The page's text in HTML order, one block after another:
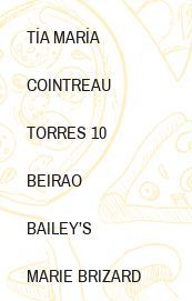
TÍA MARÍA
COINTREAU
TORRES 10
BEIRAO
BAILEY’S
MARIE BRIZARD